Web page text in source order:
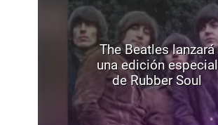
The Beatles lanzará
una edición especial
de Rubber Soul